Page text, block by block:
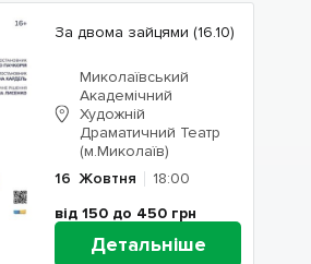
За двома зайцями (16.10)
Миколаївський
Академічний
Художній
Драматичний Театр
(м.Миколаїв)
16 Жовтня
18:00
від 150 до 450 грн
Детальніше